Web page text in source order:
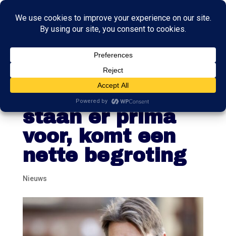
Minister van
Financiën: we
staan er prima
voor, komt een
nette begroting
Nieuws